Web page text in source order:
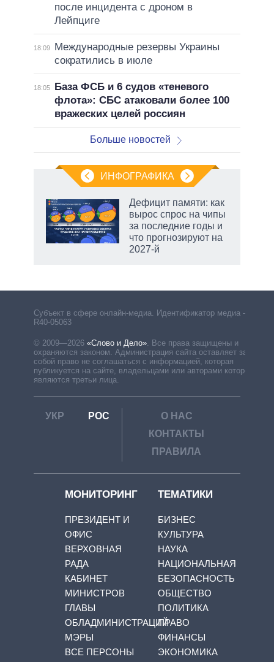
после инцидента с дроном в
Лейпциге
18:09
Международные резервы Украины
сократились в июле
18:05
База ФСБ и 6 судов «теневого
флота»: СБС атаковали более 100
вражеских целей россиян
Больше новостей
ИНФОГРАФИКА
Дефицит памяти: как
вырос спрос на чипы
за последние годы и
что прогнозируют на
2027-й
Субъект в сфере онлайн-медиа. Идентификатор медиа –
R40-05063
© 2009—2026 «Слово и Дело»
Все права защищены и
охраняются законом. Администрация сайта оставляет за
собой право не соглашаться с информацией, которая
публикуется на сайте, владельцами или авторами которой
являются третьи лица.
УКР РОС
О НАС
КОНТАКТЫ
ПРАВИЛА
МОНИТОРИНГ
ПРЕЗИДЕНТ И
ОФИС
ВЕРХОВНАЯ
РАДА
КАБИНЕТ
МИНИСТРОВ
ГЛАВЫ
ОБЛАДМИНИСТРАЦИЙ
МЭРЫ
ВСЕ ПЕРСОНЫ
ТЕМАТИКИ
БИЗНЕС
КУЛЬТУРА
НАУКА
НАЦИОНАЛЬНАЯ
БЕЗОПАСНОСТЬ
ОБЩЕСТВО
ПОЛИТИКА
ПРАВО
ФИНАНСЫ
ЭКОНОМИКА